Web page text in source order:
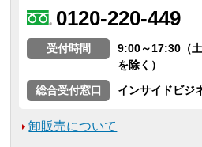
0120-220-449
受付時間
9:00～17:30（
を除く）
総合受付窓口
インサイドビジ
卸販売について